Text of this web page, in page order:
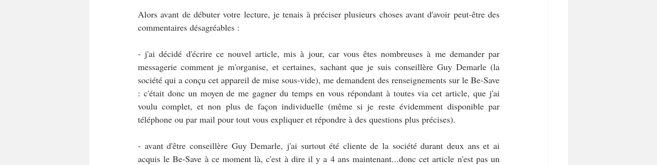
Alors avant de débuter votre lecture, je tenais à préciser plusieurs choses avant d'avoir peut-être des
commentaires désagréables :
- j'ai décidé d'écrire ce nouvel article, mis à jour, car vous êtes nombreuses à me demander par
messagerie comment je m'organise, et certaines, sachant que je suis conseillère Guy Demarle (la
société qui a conçu cet appareil de mise sous-vide), me demandent des renseignements sur le Be-Save
: c'était donc un moyen de me gagner du temps en vous répondant à toutes via cet article, que j'ai
voulu complet, et non plus de façon individuelle (même si je reste évidemment disponible par
téléphone ou par mail pour tout vous expliquer et répondre à des questions plus précises).
- avant d'être conseillère Guy Demarle, j'ai surtout été cliente de la société durant deux ans et ai
acquis le Be-Save à ce moment là, c'est à dire il y a 4 ans maintenant...donc cet article n'est pas un